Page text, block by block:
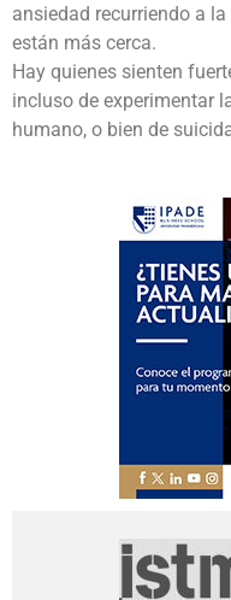
ansiedad recurriendo a
están más cerca.
Hay quienes sienten
incluso de experimentar
humano, o bien de